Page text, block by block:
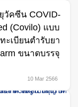
วัคซีน COVID-
(Covilo) แบบ
ะเบียนตำรับยา
ขนาดบรรจุ
10 Mar 2566